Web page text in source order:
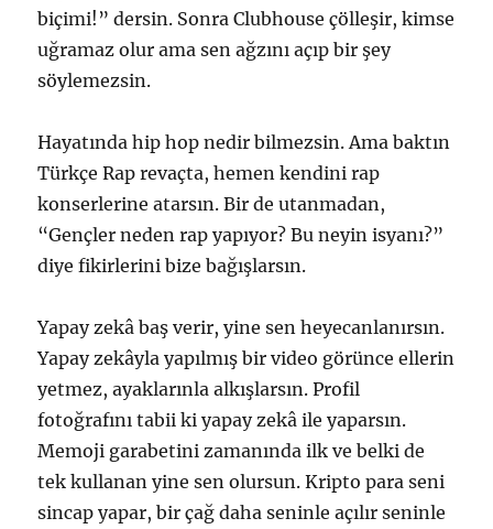
biçimi!” dersin. Sonra Clubhouse çölleşir, kimse
uğramaz olur ama sen ağzını açıp bir şey
söylemezsin.
Hayatında hip hop nedir bilmezsin. Ama baktın
Türkçe Rap revaçta, hemen kendini rap
konserlerine atarsın. Bir de utanmadan,
“Gençler neden rap yapıyor? Bu neyin isyanı?”
diye fikirlerini bize bağışlarsın.
Yapay zekâ baş verir, yine sen heyecanlanırsın.
Yapay zekâyla yapılmış bir video görünce ellerin
yetmez, ayaklarınla alkışlarsın. Profil
fotoğrafını tabii ki yapay zekâ ile yaparsın.
Memoji garabetini zamanında ilk ve belki de
tek kullanan yine sen olursun. Kripto para seni
sincap yapar, bir çağ daha seninle açılır seninle